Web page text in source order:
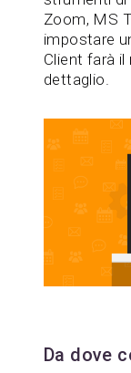
Zoom, MS
impostare
Client farà
dettaglio.
Da dove